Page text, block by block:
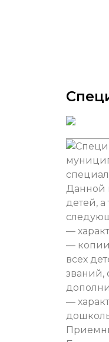
Данной
детей,
—
— копии
всех
званий,
—